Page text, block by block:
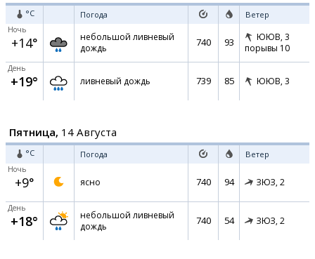
°C Погода Ветер
Ночь
+14°
небольшой ливневый
дождь
740 93 ЮЮВ, 3
порывы 10
День
+19° ливневый дождь 739 85 ЮЮВ, 3
Пятница, 14 Августа
°C Погода Ветер
Ночь
+9° ясно 740 94 ЗЮЗ, 2
День
+18°
небольшой ливневый
дождь
740 54 ЗЮЗ, 2